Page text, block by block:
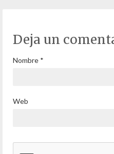
Deja un
Nombre *
Web